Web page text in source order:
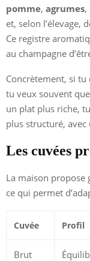
pomme, agrumes,
et, selon l’élevage,
Ce registre
au champagne
Concrètement, si
tu veux souvent
un plat plus riche,
plus structuré,
Les cuvées
La maison propose
ce qui permet
Cuvée Profil
Brut